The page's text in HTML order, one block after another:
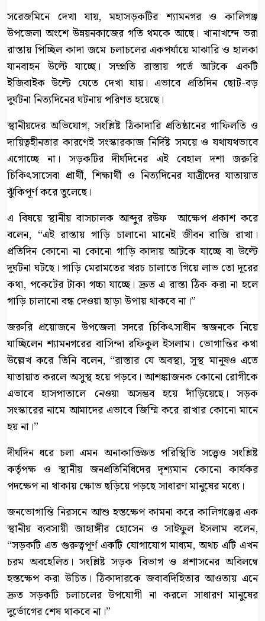
​সরেজমিনে দেখা যায়, মহাসড়কটির শ্যামনগর ও কালিগঞ্জ
উপজেলা অংশে উন্নয়নকাজের গতি থমকে আছে। খানাখন্দে ভরা
রাস্তায় পিচ্ছিল কাদা জমে চলাচলের একপর্যায়ে মাঝারি ও হালকা
যানবাহন উল্টে যাচ্ছে। সম্প্রতি রাস্তায় গর্তে আটকে একটি
ইজিবাইক উল্টে যেতে দেখা যায়। এভাবে প্রতিদিন ছোট-বড়
দুর্ঘটনা নিত্যদিনের ঘটনায় পরিণত হয়েছে।
​স্থানীয়দের অভিযোগ, সংশ্লিষ্ট ঠিকাদারি প্রতিষ্ঠানের গাফিলতি ও
দায়িত্বহীনতার কারণেই সংস্কারকাজ নির্দিষ্ট সময়ে ও যথাযথভাবে
এগোচ্ছে না। সড়কটির দীর্ঘদিনের এই বেহাল দশা জরুরি
চিকিৎসাসেবা প্রার্থী, শিক্ষার্থী ও নিত্যদিনের যাত্রীদের যাতায়াত
ঝুঁকিপূর্ণ করে তুলেছে।
​এ বিষয়ে স্থানীয় বাসচালক আব্দুর রউফ আক্ষেপ প্রকাশ করে
বলেন, “এই রাস্তায় গাড়ি চালানো মানেই জীবন বাজি রাখা।
প্রতিদিন কোনো না কোনো গাড়ি কাদায় আটকে যাচ্ছে বা উল্টে
দুর্ঘটনা ঘটছে। গাড়ি মেরামতের খরচ চালাতে গিয়ে লাভ তো দূরের
কথা, পকেটের টাকা গচ্চা যাচ্ছে। দ্রুত এ রাস্তা ঠিক করা না হলে
গাড়ি চালানো বন্ধ দেওয়া ছাড়া উপায় থাকবে না।”
​জরুরি প্রয়োজনে উপজেলা সদরে চিকিৎসাধীন স্বজনকে নিয়ে
যাচ্ছিলেন শ্যামনগরের বাসিন্দা রফিকুল ইসলাম। ভোগান্তির কথা
উল্লেখ করে তিনি বলেন, “রাস্তার যে অবস্থা, সুস্থ মানুষও এতে
যাতায়াত করলে অসুস্থ হয়ে পড়বে। আশঙ্কাজনক কোনো রোগীকে
এভাবে হাসপাতালে নেওয়া অসম্ভব হয়ে দাঁড়িয়েছে। সড়ক
সংস্কারের নামে আমাদের এভাবে জিম্মি করে রাখার কোনো মানে
হয় না।”
​দীর্ঘদিন ধরে চলা এমন অনাকাঙ্ক্ষিত পরিস্থিতি সত্ত্বেও সংশ্লিষ্ট
কর্তৃপক্ষ ও স্থানীয় জনপ্রতিনিধিদের দৃশ্যমান কোনো কার্যকর
পদক্ষেপ না থাকায় ক্ষোভ ছড়িয়ে পড়ছে সাধারণ মানুষের মধ্যে।
​জনভোগান্তি নিরসনে আশু হস্তক্ষেপ কামনা করে কালিগঞ্জের এক
স্থানীয় ব্যবসায়ী জাহাঙ্গীর হোসেন ও সাইফুল ইসলাম বলেন,
“সড়কটি এত গুরুত্বপূর্ণ একটি যোগাযোগ মাধ্যম, অথচ এটি এখন
চরম অবহেলিত। সংশ্লিষ্ট সড়ক বিভাগ ও প্রশাসনের অবিলম্বে
হস্তক্ষেপ করা উচিত। ঠিকাদারকে জবাবদিহিতার আওতায় এনে
দ্রুত সড়কটি চলাচলের উপযোগী না করলে সাধারণ মানুষের
দুর্ভোগের শেষ থাকবে না।”